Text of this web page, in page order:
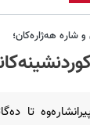
شارە هەژارەکان؛
تا